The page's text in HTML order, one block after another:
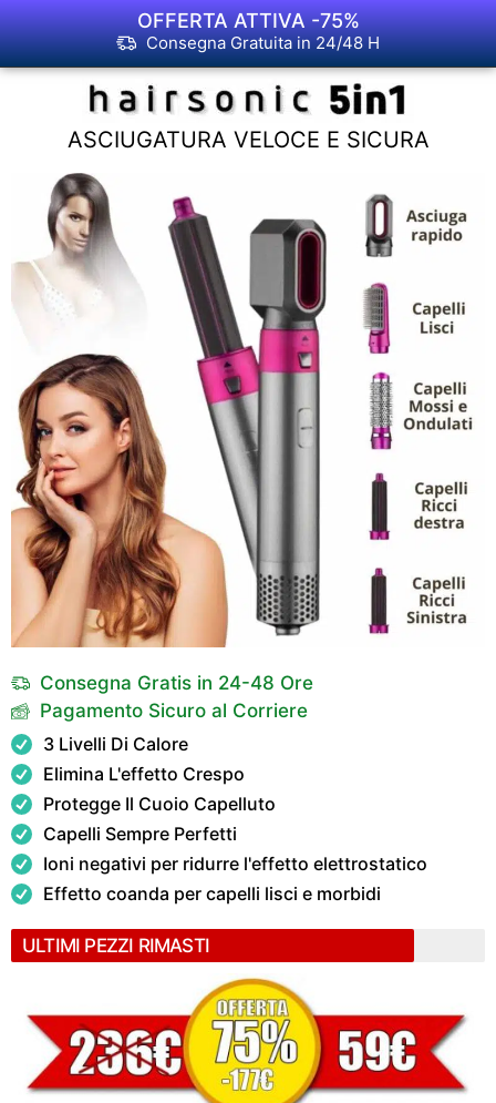
OFFERTA ATTIVA -75%
Consegna Gratuita in 24/48 H
ASCIUGATURA VELOCE E SICURA
Consegna Gratis in 24-48 Ore
Pagamento Sicuro al Corriere
3 Livelli Di Calore
Elimina L'effetto Crespo
Protegge Il Cuoio Capelluto
Capelli Sempre Perfetti
Ioni negativi per ridurre l'effetto elettrostatico
Effetto coanda per capelli lisci e morbidi
ULTIMI PEZZI RIMASTI